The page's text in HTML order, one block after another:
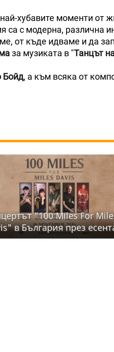
хубавите моменти от
са с модерна, различна
от къде идваме и да
за музиката в "Танцът
, а към всяка от
"100 Miles For
в България през